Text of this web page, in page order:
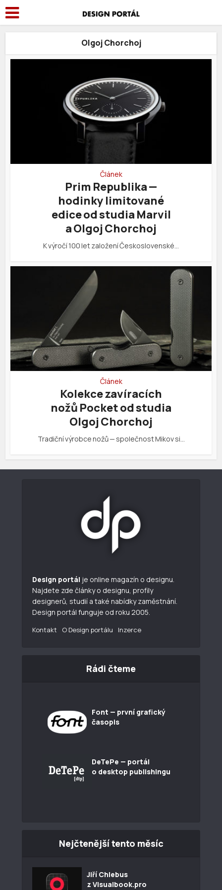
Olgoj Chorchoj
Článek
Prim Republika —
hodinky limitované
edice od studia Marvil
a Olgoj Chorchoj
K výročí 100 let založení Československé…
Článek
Kolekce zavíracích
nožů Pocket od studia
Olgoj Chorchoj
Tradiční výrobce nožů — společnost Mikov si…
Design portál je online magazín o designu.
Najdete zde články o designu, profily
designerů, studií a také nabídky zaměstnání.
Design portál funguje od roku 2005.
Kontakt O Design portálu Inzerce
Rádi čteme
Font — první grafický
časopis
DeTePe — portál
o desktop publishingu
Nejčtenější tento měsíc
Jiří Chlebus
z Visualbook.pro